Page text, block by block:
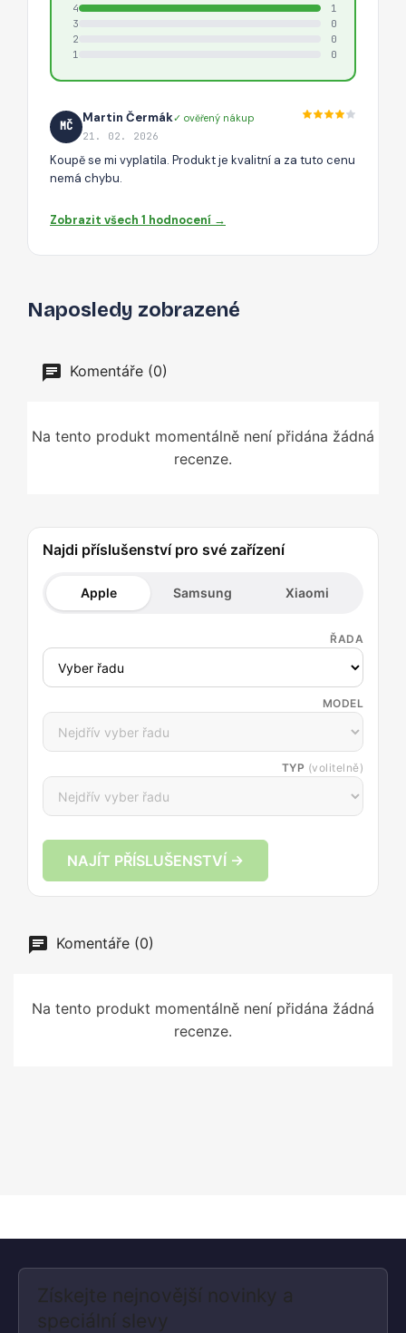
4
1
3
0
2
0
1
0
MČ
Martin Čermák✓ ověřený nákup
21. 02. 2026
Koupě se mi vyplatila. Produkt je kvalitní a za tuto cenu
nemá chybu.
Zobrazit všech 1 hodnocení →
Naposledy zobrazené
Komentáře (0)
Na tento produkt momentálně není přidána žádná
recenze.
Najdi příslušenství pro své zařízení
Apple Samsung Xiaomi
ŘADA
MODEL
TYP (volitelně)
NAJÍT PŘÍSLUŠENSTVÍ →
Komentáře (0)
Na tento produkt momentálně není přidána žádná
recenze.
Získejte nejnovější novinky a
speciální slevy